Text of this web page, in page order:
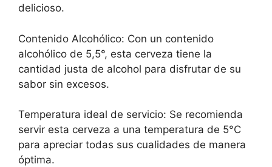
delicioso.
Contenido Alcohólico: Con un contenido
alcohólico de 5,5°, esta cerveza tiene la
cantidad justa de alcohol para disfrutar de su
sabor sin excesos.
Temperatura ideal de servicio: Se recomienda
servir esta cerveza a una temperatura de 5°C
para apreciar todas sus cualidades de manera
óptima.